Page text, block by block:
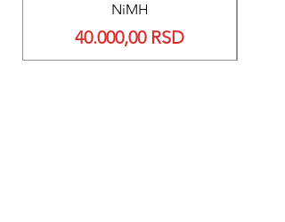
NiMH
Price
40.000,00 RSD